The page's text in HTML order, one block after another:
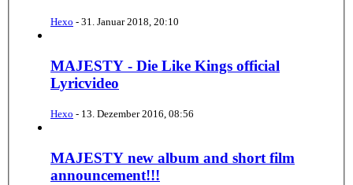
Hexo - 31. Januar 2018, 20:10
MAJESTY - Die Like Kings official
Lyricvideo
Hexo - 13. Dezember 2016, 08:56
MAJESTY new album and short film
announcement!!!